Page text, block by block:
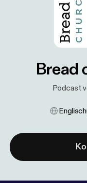
Bread
Podcast
Englisch